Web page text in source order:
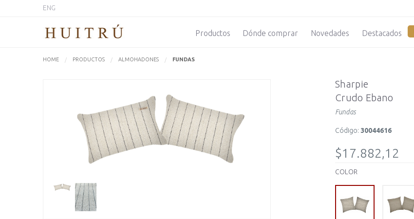
ENG
Productos Dónde comprar Novedades Destacados
HOME PRODUCTOS ALMOHADONES ACTUALMENTE:
FUNDAS
Sharpie
Crudo Ebano
Fundas
Código: 30044616
$17.882,12
COLOR